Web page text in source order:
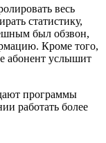
весь
статистику,
был обзвон,
Кроме того,
абонент услышит
программы
работать более